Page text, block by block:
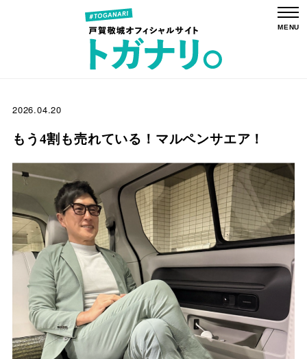
2026.04.20
もう4割も売れている！マルペンサエア！